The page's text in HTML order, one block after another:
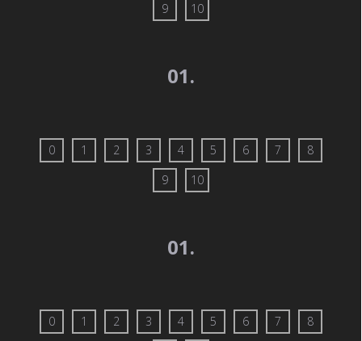
9
10
01.
0 1 2 3 4 5 6 7
8
9
10
01.
0 1 2 3 4 5 6 7 8